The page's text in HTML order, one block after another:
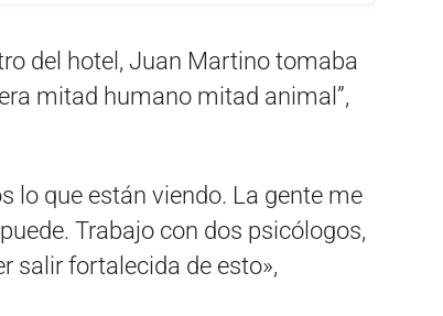
del hotel, Juan Martino tomaba
mitad humano mitad animal”,
lo que están viendo. La gente me
Trabajo con dos psicólogos,
salir fortalecida de esto»,